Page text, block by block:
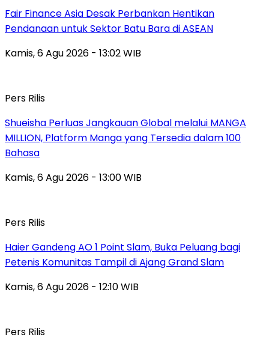
Fair Finance Asia Desak Perbankan Hentikan
Pendanaan untuk Sektor Batu Bara di ASEAN
Kamis, 6 Agu 2026 - 13:02 WIB
Pers Rilis
Shueisha Perluas Jangkauan Global melalui MANGA
MILLION, Platform Manga yang Tersedia dalam 100
Bahasa
Kamis, 6 Agu 2026 - 13:00 WIB
Pers Rilis
Haier Gandeng AO 1 Point Slam, Buka Peluang bagi
Petenis Komunitas Tampil di Ajang Grand Slam
Kamis, 6 Agu 2026 - 12:10 WIB
Pers Rilis